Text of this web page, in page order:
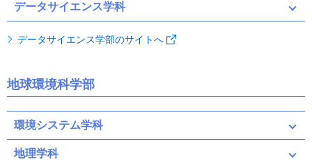
データサイエンス学科
データサイエンス学部のサイトへ
地球環境科学部
環境システム学科
地理学科